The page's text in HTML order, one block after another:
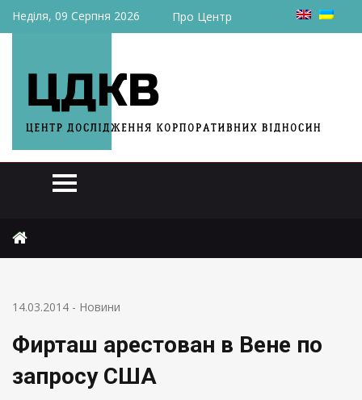
Неділя, 09 Серпня 2026 Про Центр
Фирташ арестован в Вене по запросу США
14.03.2014 - Новини
Фирташ арестован в Вене по
запросу США